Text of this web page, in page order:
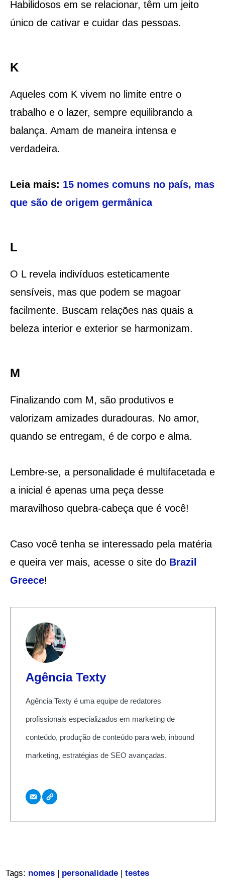
Habilidosos em se relacionar, têm um jeito
único de cativar e cuidar das pessoas.
K
Aqueles com K vivem no limite entre o
trabalho e o lazer, sempre equilibrando a
balança. Amam de maneira intensa e
verdadeira.
Leia mais: 15 nomes comuns no país, mas
que são de origem germânica
L
O L revela indivíduos esteticamente
sensíveis, mas que podem se magoar
facilmente. Buscam relações nas quais a
beleza interior e exterior se harmonizam.
M
Finalizando com M, são produtivos e
valorizam amizades duradouras. No amor,
quando se entregam, é de corpo e alma.
Lembre-se, a personalidade é multifacetada e
a inicial é apenas uma peça desse
maravilhoso quebra-cabeça que é você!
Caso você tenha se interessado pela matéria
e queira ver mais, acesse o site do Brazil
Greece!
Agência Texty
Agência Texty é uma equipe de redatores
profissionais especializados em marketing de
conteúdo, produção de conteúdo para web, inbound
marketing, estratégias de SEO avançadas.
Tags: nomes| personalidade| testes